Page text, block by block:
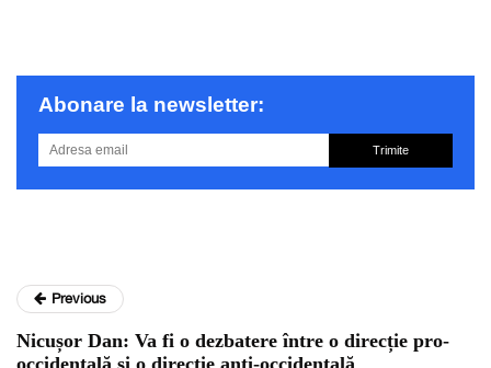
Abonare la newsletter:
Trimite
Previous
Nicușor Dan: Va fi o dezbatere între o direcție pro-
occidentală și o direcție anti-occidentală